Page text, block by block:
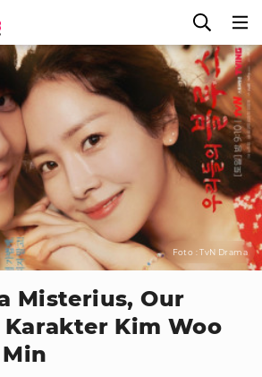
Foto : TvN Drama
Misterius, Our
Kim Woo